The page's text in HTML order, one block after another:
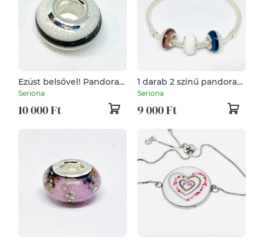
Ezüst belsővel! Pandora
tipusú gyöngy,
emlékőr
Seriona
10 000 Ft
1 darab 2 színű pandora
tipusú gyöngy,
emlékőr
Seriona
9 000 Ft